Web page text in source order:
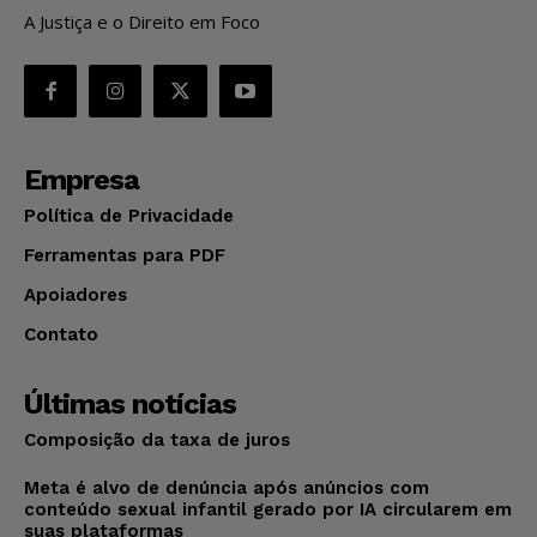
A Justiça e o Direito em Foco
Empresa
Política de Privacidade
Ferramentas para PDF
Apoiadores
Contato
Últimas notícias
Composição da taxa de juros
Meta é alvo de denúncia após anúncios com
conteúdo sexual infantil gerado por IA circularem em
suas plataformas